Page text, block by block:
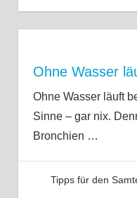
Ohne Wasser
Ohne Wasser läuft
Sinne – gar nix.
Bronchien …
Tipps für den